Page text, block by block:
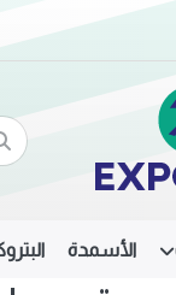
الأسمدة